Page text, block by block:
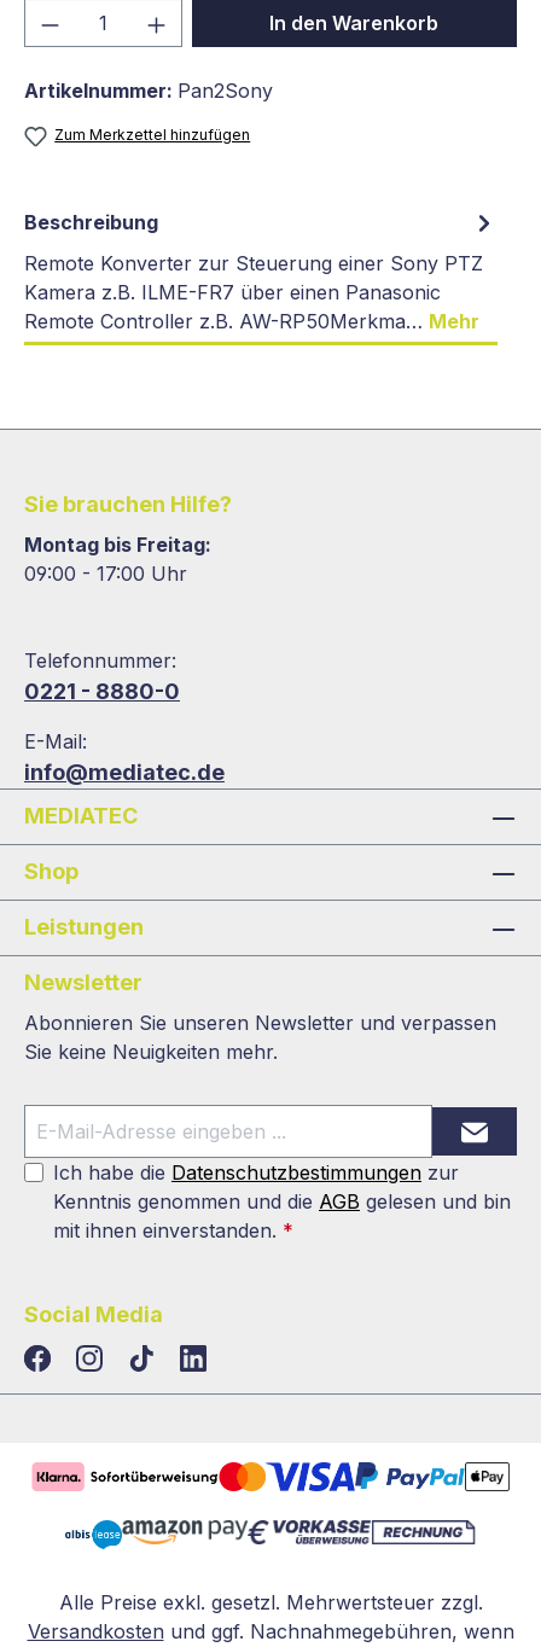
Produkt Anzahl: Gib denIn den Warenkorb
Artikelnummer: Pan2Sony
Zum Merkzettel hinzufügen
Beschreibung
Remote Konverter zur Steuerung einer Sony PTZ
Kamera z.B. ILME-FR7 über einen Panasonic
Remote Controller z.B. AW-RP50Merkma… Mehr
Sie brauchen Hilfe?
Montag bis Freitag:
09:00 - 17:00 Uhr
Telefonnummer:
0221 - 8880-0
E-Mail:
info@mediatec.de
MEDIATEC
Shop
Leistungen
Newsletter
Abonnieren Sie unseren Newsletter und verpassen
Sie keine Neuigkeiten mehr.
Ich habe die Datenschutzbestimmungen zur
Kenntnis genommen und die AGB gelesen und bin
mit ihnen einverstanden. *
Social Media
TikTokLinkedIn
Alle Preise exkl. gesetzl. Mehrwertsteuer zzgl.
Versandkosten und ggf. Nachnahmegebühren, wenn